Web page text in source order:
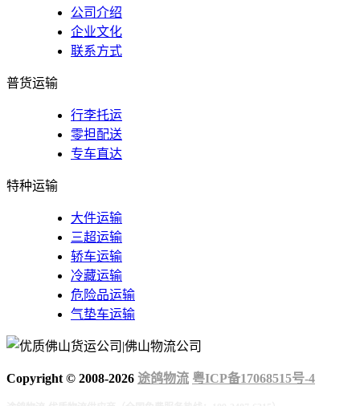
公司介绍
企业文化
联系方式
普货运输
行李托运
零担配送
专车直达
特种运输
大件运输
三超运输
轿车运输
冷藏运输
危险品运输
气垫车运输
Copyright © 2008-2026 途鸽物流 粤ICP备17068515号-4